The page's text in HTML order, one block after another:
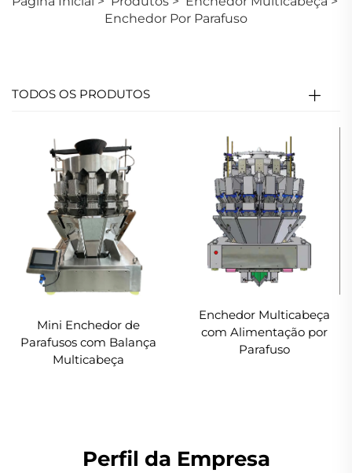
Enchedor Por Parafuso
TODOS OS PRODUTOS
Mini Enchedor de
Parafusos com Balança
Multicabeça
Enchedor Multicabeça
com Alimentação por
Parafuso
Perfil da Empresa